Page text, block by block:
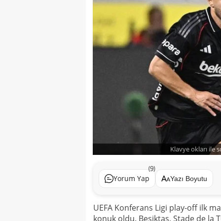
Klavye okları ile
Yorum Yap
(9)
Yazı Boyutu
UEFA Konferans Ligi play-off ilk
konuk oldu. Beşiktaş, Stade de la